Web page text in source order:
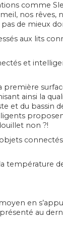
comme
nos
de mieux
aux lits
et
ainsi la
et du bassin
non ?!
en
au